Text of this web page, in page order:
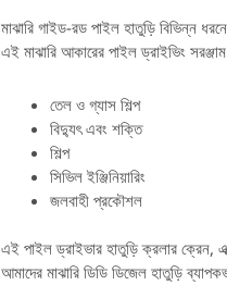
মাঝারি গাইড-রড পাইল হাতুড়ি বিভিন্ন
এই মাঝারি আকারের পাইল ড্রাইভিং
তেল ও গ্যাস শিল্প
বিদ্যুৎ এবং শক্তি
শিল্প
সিভিল ইঞ্জিনিয়ারিং
জলবাহী প্রকৌশল
এই পাইল ড্রাইভার হাতুড়ি ক্রলার ক্রেন,
আমাদের মাঝারি ডিডি ডিজেল হাতুড়ি